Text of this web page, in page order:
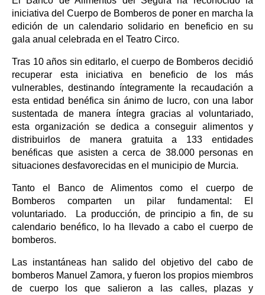
iniciativa del Cuerpo de Bomberos de poner en marcha la
edición de un calendario solidario en beneficio en su
gala anual celebrada en el Teatro Circo.
Tras 10 años sin editarlo, el cuerpo de Bomberos decidió
recuperar esta iniciativa en beneficio de los más
vulnerables, destinando íntegramente la recaudación a
esta entidad benéfica sin ánimo de lucro, con una labor
sustentada de manera íntegra gracias al voluntariado,
esta organización se dedica a conseguir alimentos y
distribuirlos de manera gratuita a 133 entidades
benéficas que asisten a cerca de 38.000 personas en
situaciones desfavorecidas en el municipio de Murcia.
Tanto el Banco de Alimentos como el cuerpo de
Bomberos comparten un pilar fundamental: El
voluntariado. La producción, de principio a fin, de su
calendario benéfico, lo ha llevado a cabo el cuerpo de
bomberos.
Las instantáneas han salido del objetivo del cabo de
bomberos Manuel Zamora, y fueron los propios miembros
de cuerpo los que salieron a las calles, plazas y